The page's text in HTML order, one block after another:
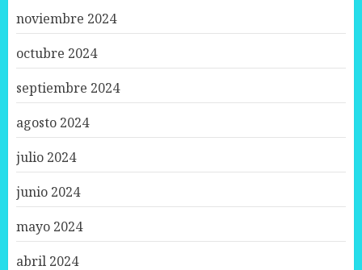
noviembre 2024
octubre 2024
septiembre 2024
agosto 2024
julio 2024
junio 2024
mayo 2024
abril 2024